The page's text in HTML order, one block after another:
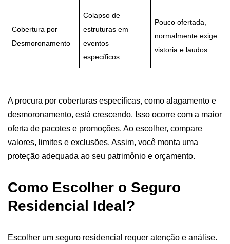
Cobertura por
Desmoronamento
Colapso de
estruturas em
eventos
específicos
Pouco ofertada,
normalmente exige
vistoria e laudos
A procura por coberturas específicas, como alagamento e
desmoronamento, está crescendo. Isso ocorre com a maior
oferta de pacotes e promoções. Ao escolher, compare
valores, limites e exclusões. Assim, você monta uma
proteção adequada ao seu patrimônio e orçamento.
Como Escolher o Seguro
Residencial Ideal?
Escolher um seguro residencial requer atenção e análise.